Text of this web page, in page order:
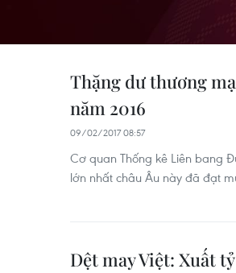
Thặng dư thương
năm 2016
09/02/2017 08:57
Cơ quan Thống kê Liên bang
lớn nhất châu Âu này đã đạt
Dệt may Việt: Xuất